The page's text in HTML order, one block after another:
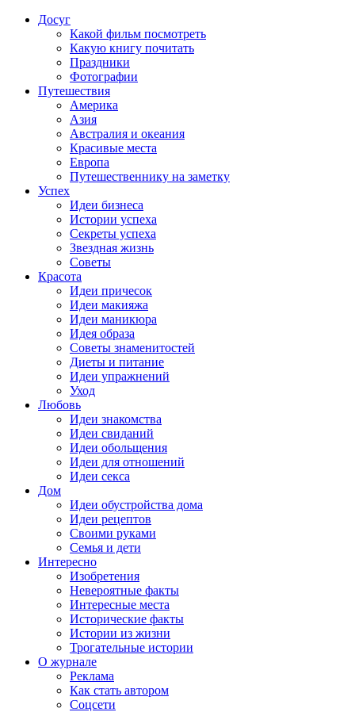
Досуг
Какой фильм посмотреть
Какую книгу почитать
Праздники
Фотографии
Путешествия
Америка
Азия
Австралия и океания
Красивые места
Европа
Путешественнику на заметку
Успех
Идеи бизнеса
Истории успеха
Секреты успеха
Звездная жизнь
Советы
Красота
Идеи причесок
Идеи макияжа
Идеи маникюра
Идея образа
Советы знаменитостей
Диеты и питание
Идеи упражнений
Уход
Любовь
Идеи знакомства
Идеи свиданий
Идеи обольщения
Идеи для отношений
Идеи секса
Дом
Идеи обустройства дома
Идеи рецептов
Своими руками
Семья и дети
Интересно
Изобретения
Невероятные факты
Интересные места
Исторические факты
Истории из жизни
Трогательные истории
О журнале
Реклама
Как стать автором
Соцсети